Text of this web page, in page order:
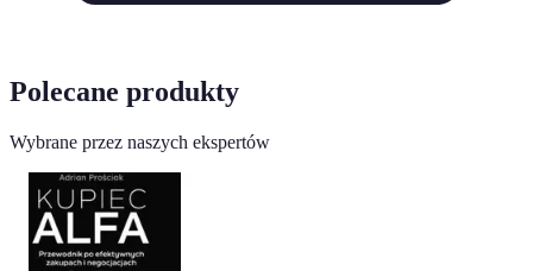
Polecane produkty
Wybrane przez naszych ekspertów